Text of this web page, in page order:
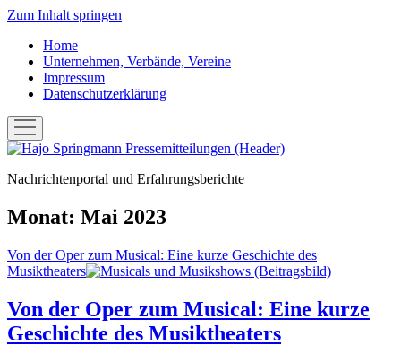
Zum Inhalt springen
Home
Unternehmen, Verbände, Vereine
Impressum
Datenschutzerklärung
Menü
öffnen
Hans-
"Hajo"
Pressemitteilungen
Nachrichtenportal und Erfahrungsberichte
Monat: Mai 2023
Von der Oper zum Musical: Eine kurze Geschichte des
Musiktheaters
Von der Oper zum Musical: Eine kurze
Geschichte des Musiktheaters